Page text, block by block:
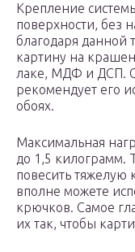
Крепление
поверхности, без
благодаря данной
картину на
лаке, МДФ и ДСП.
рекомендует его
обоях.
Максимальная
до 1,5 килограмм.
повесить тяжелую
вполне можете
крючков. Самое
их так, чтобы